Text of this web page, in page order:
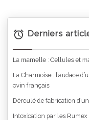
Derniers
La mamelle : Cellules et
La Charmoise : l’audace
ovin français
Déroulé de fabrication
Intoxication par les Rumex